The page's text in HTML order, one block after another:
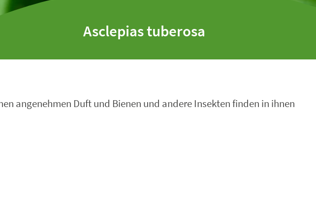
Asclepias tuberosa
angenehmen Duft und Bienen und andere Insekten finden in ihnen